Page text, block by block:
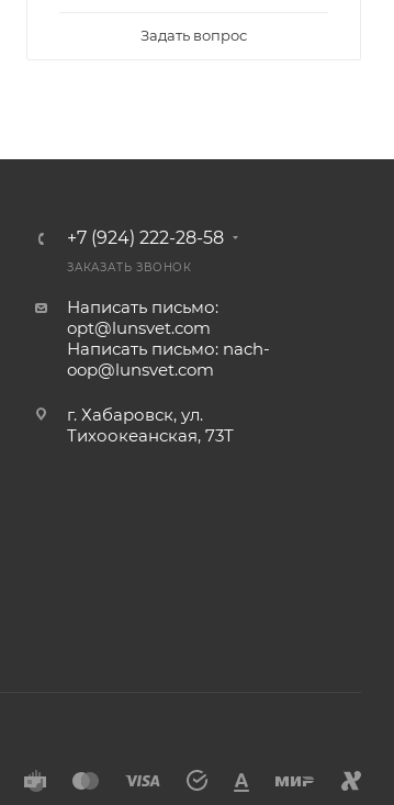
Задать вопрос
+7 (924) 222-28-58
ЗАКАЗАТЬ ЗВОНОК
Написать письмо:
opt@lunsvet.com
Написать письмо: nach-
oop@lunsvet.com
г. Хабаровск, ул.
Тихоокеанская, 73Т